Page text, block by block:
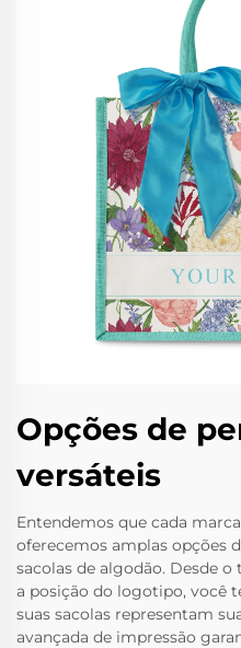
Opções de
versáteis
Entendemos que cada
oferecemos amplas opções
sacolas de algodão. Desde
a posição do logotipo, você
suas sacolas representam
avançada de impressão